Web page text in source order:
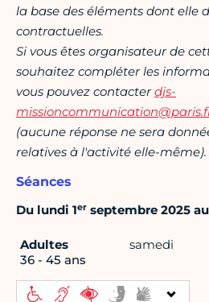
la base des éléments dont elle
contractuelles.
Si vous êtes organisateur de
souhaitez compléter les
vous pouvez contacterdjs-
(aucune réponse ne sera
relatives à l'activité elle-même).
Séances
Du lundi 1er septembre 2025
Adultes
36 - 45 ans
samedi